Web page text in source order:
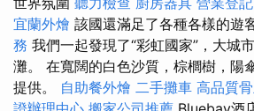
宜蘭外燴 該國還滿足了各種各樣的遊
務 我們一起發現了“彩虹國家”，大城
灘。 在寬闊的白色沙質，棕櫚樹，陽
提供。 自助餐外燴 二手攤車 高品質